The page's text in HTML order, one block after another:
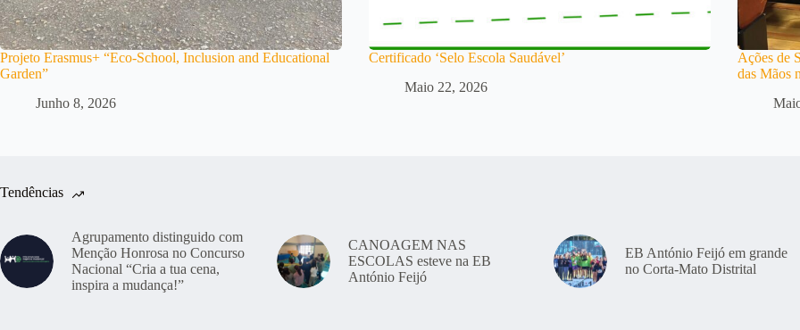
Projeto Erasmus+ “Eco-School, Inclusion and Educational
Garden”
Junho 8, 2026
Certificado ‘Selo Escola Saudável’
Maio 22, 2026
Ações de
das Mãos
Tendências
Agrupamento distinguido com
Menção Honrosa no Concurso
Nacional “Cria a tua cena,
inspira a mudança!”
CANOAGEM NAS
ESCOLAS esteve na EB
António Feijó
EB António Feijó em grande
no Corta-Mato Distrital